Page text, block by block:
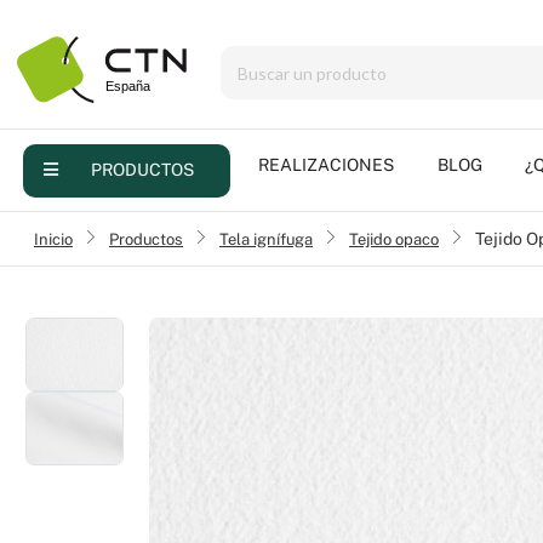
PRODUCTOS REALIZACIONES BLOG
Inicio Productos
› Tela ignífuga Tejido opaco Tejido
Productos
Realizaciones
Blog
¿Quienes somos?
Contacto